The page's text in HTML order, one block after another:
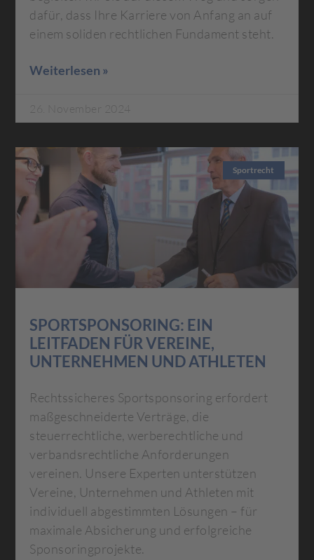
dafür, dass Ihre Karriere von Anfang an auf
einem soliden rechtlichen Fundament steht.
Weiterlesen »
26. November 2024
Sportrecht
SPORTSPONSORING: EIN
LEITFADEN FÜR VEREINE,
UNTERNEHMEN UND ATHLETEN
Rechtssicheres Sportsponsoring erfordert
maßgeschneiderte Verträge, die
steuerrechtliche, werberechtliche und
verbandsrechtliche Anforderungen
vereinen. Unsere Experten unterstützen
Vereine, Unternehmen und Athleten mit
individuell abgestimmten Lösungen – für
maximale Absicherung und erfolgreiche
Sponsoringprojekte.